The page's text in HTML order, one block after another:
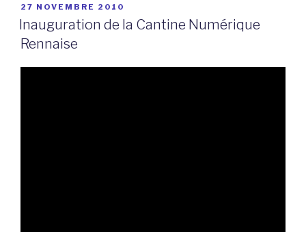
PUBLIÉ
LE
27 NOVEMBRE 2010
Inauguration de la Cantine Numérique
Rennaise